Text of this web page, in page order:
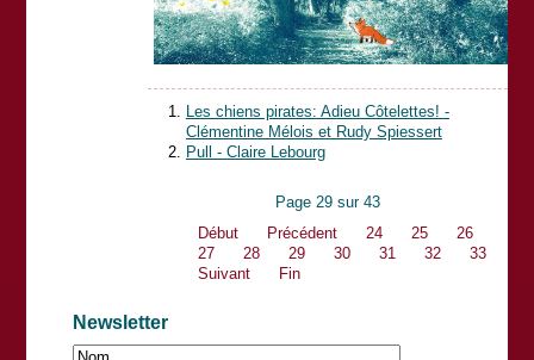
Les chiens pirates: Adieu Côtelettes! -
Clémentine Mélois et Rudy Spiessert
Pull - Claire Lebourg
Page 29 sur 43
Début
Précédent 24 25
26
27
28 29 30 31 32
33
Suivant
Fin
Newsletter